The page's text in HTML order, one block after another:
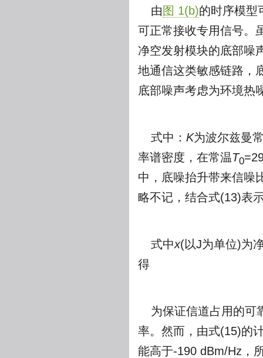
由 图 1(b)的时序模型
可正常接收专用信号。
净空发射模块的底部噪
地通信这类敏感链路，
底部噪声考虑为环境热
式中： K为波尔兹曼
率谱密度，在常温T0
中，底噪抬升带来信噪
略不记，结合式(13)表
式中x(以J为单位)为
得
为保证信道占用的可
率。然而，由式(15)的
能高于-190 dBm/Hz，